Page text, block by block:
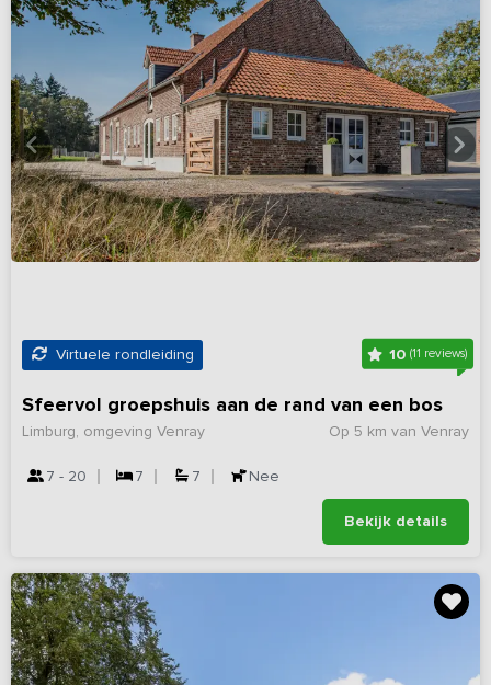
Virtuele rondleiding 10 (11 reviews)
Sfeervol groepshuis aan de rand van een bos
Op 5 km van Venray
Limburg, omgeving Venray
7 - 20 7 7 Nee
Bekijk details